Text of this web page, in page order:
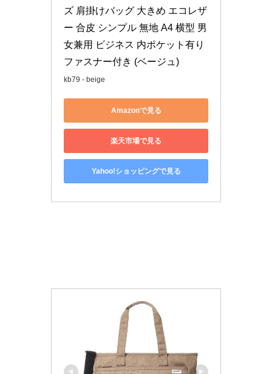
ズ 肩掛けバッグ 大きめ エコレザ
ー 合皮 シンプル 無地 A4 横型 男
女兼用 ビジネス 内ポケット有り
ファスナー付き (ベージュ)
kb79 - beige
Amazonで見る
楽天市場で見る
Yahoo!ショッピングで見る